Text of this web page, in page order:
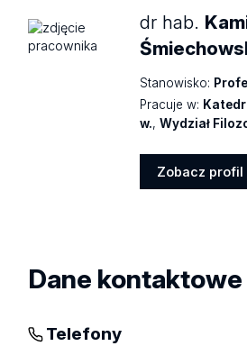
dr hab.
Stanowisko:
Pracuje w:
w.,Wydział
Zobacz profil
Dane kontaktowe
Telefony